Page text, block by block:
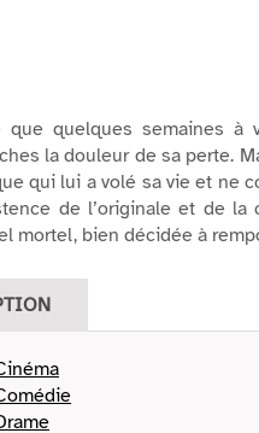
quelques semaines à
la douleur de sa perte.
qui lui a volé sa vie et ne
de l’originale et de la
mortel, bien décidée à